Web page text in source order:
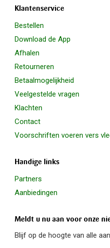
Klantenservice
Bestellen
Download de App
Afhalen
Retourneren
Betaalmogelijkheid
Veelgestelde vragen
Klachten
Contact
Voorschriften voeren vers
Handige links
Partners
Aanbiedingen
Meldt u nu aan voor onze
Blijf op de hoogte van alle